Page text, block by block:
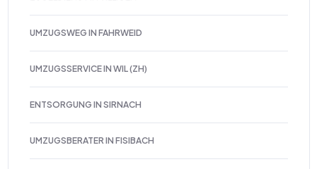
UMZUGSWEG IN FAHRWEID
UMZUGSSERVICE IN WIL (ZH)
ENTSORGUNG IN SIRNACH
UMZUGSBERATER IN FISIBACH